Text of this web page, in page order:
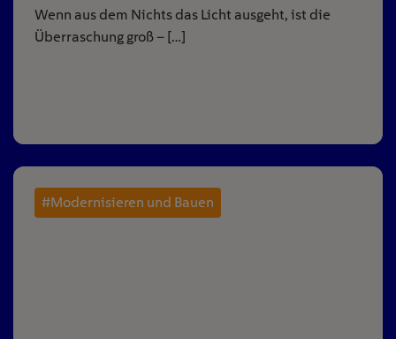
Wenn aus dem Nichts das Licht ausgeht, ist die
Überraschung groß – […]
#Modernisieren und Bauen